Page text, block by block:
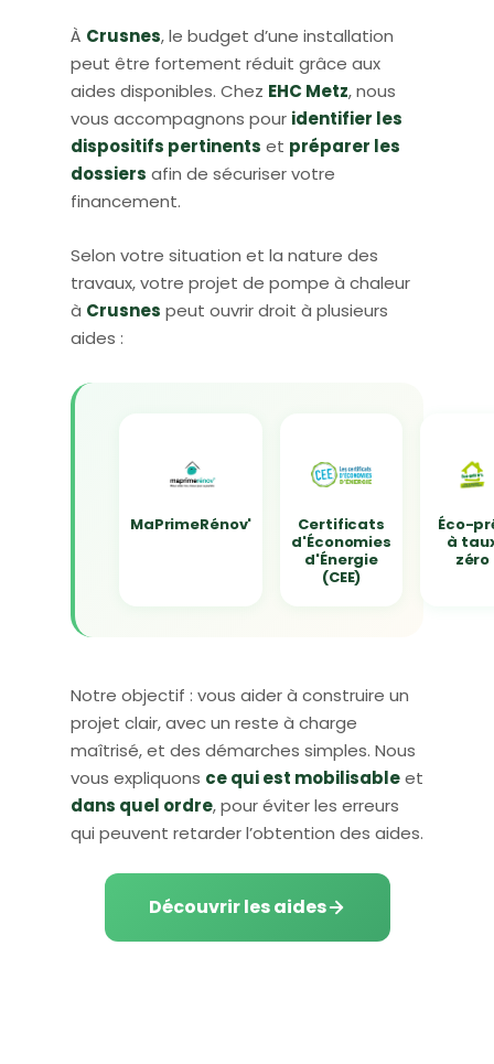
À Crusnes, le budget d’une installation
peut être fortement réduit grâce aux
aides disponibles. Chez EHC Metz, nous
vous accompagnons pour identifier les
dispositifs pertinents et préparer les
dossiers afin de sécuriser votre
financement.
Selon votre situation et la nature des
travaux, votre projet de pompe à chaleur
à Crusnes peut ouvrir droit à plusieurs
aides :
MaPrimeRénov'
Certificats
d'Économies
d'Énergie
(CEE)
Éco-
à
zéro
Notre objectif : vous aider à construire un
projet clair, avec un reste à charge
maîtrisé, et des démarches simples. Nous
vous expliquons ce qui est mobilisableet
dans quel ordre, pour éviter les erreurs
qui peuvent retarder l’obtention des aides.
Découvrir les aides